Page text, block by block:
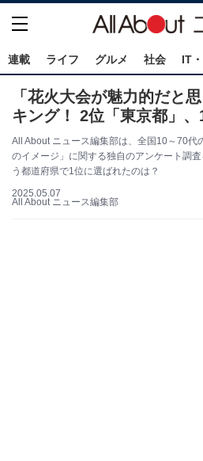
連載 ライフ グルメ 社会 IT
「花火大会が魅力的だと
キング！ 2位「東京都」、
All About ニュース編集部は、全国10～70代
のイメージ」に関する独自のアンケート調
う都道府県で1位に選ばれたのは？
2025.05.07
All About ニュース編集部